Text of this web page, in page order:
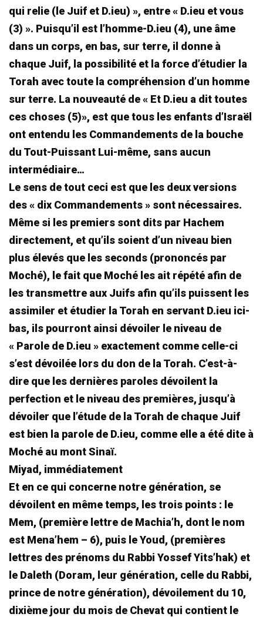
qui relie (le Juif et D.ieu) », entre « D.ieu et vous
(3) ». Puisqu’il est l’homme-D.ieu (4), une âme
dans un corps, en bas, sur terre, il donne à
chaque Juif, la possibilité et la force d’étudier la
Torah avec toute la compréhension d’un homme
sur terre. La nouveauté de « Et D.ieu a dit toutes
ces choses (5)», est que tous les enfants d’Israël
ont entendu les Commandements de la bouche
du Tout-Puissant Lui-même, sans aucun
intermédiaire…
Le sens de tout ceci est que les deux versions
des « dix Commandements » sont nécessaires.
Même si les premiers sont dits par Hachem
directement, et qu’ils soient d’un niveau bien
plus élevés que les seconds (prononcés par
Moché), le fait que Moché les ait répété afin de
les transmettre aux Juifs afin qu’ils puissent les
assimiler et étudier la Torah en servant D.ieu ici-
bas, ils pourront ainsi dévoiler le niveau de
« Parole de D.ieu » exactement comme celle-ci
s’est dévoilée lors du don de la Torah. C’est-à-
dire que les dernières paroles dévoilent la
perfection et le niveau des premières, jusqu’à
dévoiler que l’étude de la Torah de chaque Juif
est bien la parole de D.ieu, comme elle a été dite à
Moché au mont Sinaï.
Miyad, immédiatement
Et en ce qui concerne notre génération, se
dévoilent en même temps, les trois points : le
Mem, (première lettre de Machia’h, dont le nom
est Mena’hem – 6), puis le Youd, (premières
lettres des prénoms du Rabbi Yossef Yits’hak) et
le Daleth (Doram, leur génération, celle du Rabbi,
prince de notre génération), dévoilement du 10,
dixième jour du mois de Chevat qui contient le